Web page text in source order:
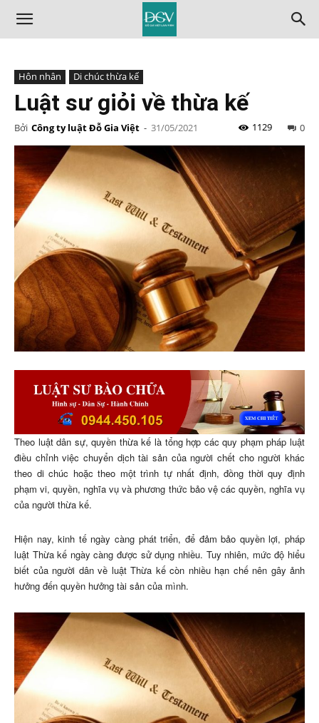
Hôn nhân Di chúc thừa kế
Luật sư giỏi về thừa kế
Bởi Công ty luật Đỗ Gia Việt - 31/05/2021 0
1129
Theo luật dân sự, quyền thừa kế là tổng hợp các quy phạm pháp luật
điều chỉnh việc chuyển dịch tài sản của người chết cho người khác
theo di chúc hoặc theo một trình tự nhất định, đồng thời quy định
phạm vi, quyền, nghĩa vụ và phương thức bảo vệ các quyền, nghĩa vụ
của người thừa kế.
Hiện nay, kinh tế ngày càng phát triển, để đảm bảo quyền lợi, pháp
luật Thừa kế ngày càng được sử dụng nhiều. Tuy nhiên, mức độ hiểu
biết của người dân về luật Thừa kế còn nhiều hạn chế nên gây ảnh
hưởng đến quyền hưởng tài sản của mình.